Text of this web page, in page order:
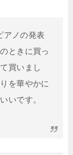
アノの発表
ときに買っ
買いまし
を華やかに
いです。